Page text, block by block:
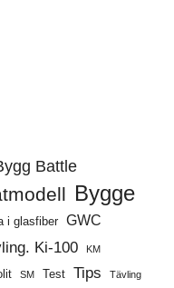
Battle
Bygge
i glasfiber GWC
Ki-100 KM
SM Test Tips Tävling